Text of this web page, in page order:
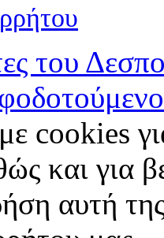
του
cookies
και για
αυτή